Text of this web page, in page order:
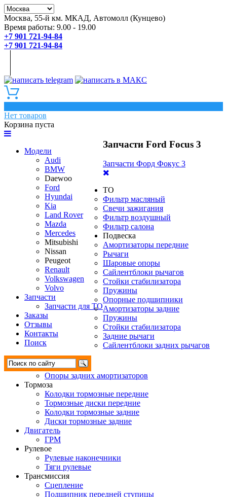
Москва, 55-й км. МКАД, Автомолл (Кунцево)
Время работы: 9.00 - 19.00
+7 901 721-94-84
+7 901 721-94-84
Нет товаров
Корзина пуста
Модели
Audi
BMW
Daewoo
Ford
Hyundai
Kia
Land Rover
Mazda
Mercedes
Mitsubishi
Nissan
Peugeot
Renault
Volkswagen
Volvo
Запчасти
Запчасти для ТО
Заказы
Отзывы
Контакты
Поиск
Запчасти Ford Focus 3
Запчасти Форд Фокус 3
ТО
Фильтр масляный
Свечи зажигания
Фильтр воздушный
Фильтр салона
Подвеска
Амортизаторы передние
Рычаги
Шаровые опоры
Сайлентблоки рычагов
Стойки стабилизатора
Пружины
Опорные подшипники
Амортизаторы задние
Пружины
Стойки стабилизатора
Задние рычаги
Сайлентблоки задних рычагов
Опоры задних амортизаторов
Тормоза
Колодки тормозные передние
Тормозные диски передние
Колодки тормозные задние
Диски тормозные задние
Двигатель
ГРМ
Рулевое
Рулевые наконечники
Тяги рулевые
Трансмиссия
Сцепление
Подшипник передней ступицы